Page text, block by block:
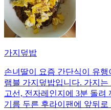
가지덮밥
손녀딸이 요즘 간단식이 유
램블 가지덮밥입니다. 가지
고선, 전자레인지에 3분 돌려
기름 두른 후라이팬에 앞뒤